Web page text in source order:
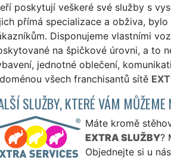
poskytují veškeré své služby s
přímá specializace a obživa,
Disponujeme vlastními
na špičkové úrovni, a to
jednotné oblečení,
všech franchisantů sítě
SLUŽBY, KTERÉ VÁM MŮŽEME
Máte kromě
EXTRA SLUŽBY?
Objednejte si u nás